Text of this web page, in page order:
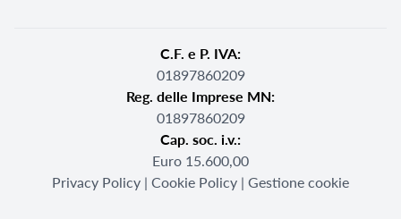
C.F. e P. IVA:
01897860209
Reg. delle Imprese MN:
01897860209
Cap. soc. i.v.:
Euro 15.600,00
Privacy Policy | Cookie Policy | Gestione cookie